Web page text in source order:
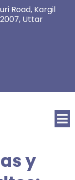
Road, Kargil
Uttar
y